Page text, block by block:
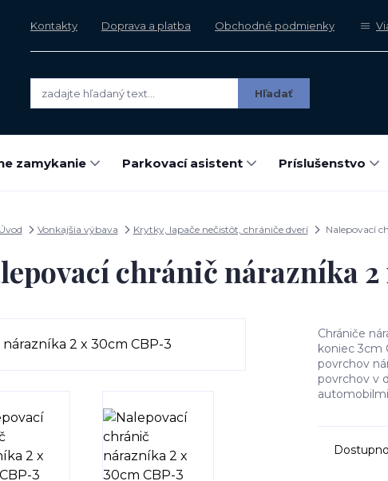
Kontakty Doprava a platba Obchodné podmienky
Hľadať
zamykanie Parkovací asistent Príslušenstvo
Úvod Vonkajšia výbava Krytky, lapače nečistôt, chrániče dverí Nalepovací
chránič nárazníka 2
Chrániče
koniec 3cm
povrchov
povrchov v